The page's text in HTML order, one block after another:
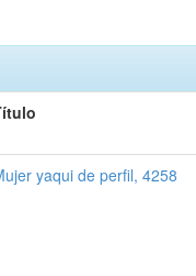
yaqui de perfil, 4258